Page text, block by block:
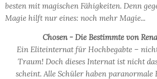
besten mit magischen Fähigkeiten. Denn
Magie hilft nur eines: noch mehr Magie...
Chosen - Die Bestimmte von
Ein Eliteinternat für Hochbegabte –
Traum! Doch dieses Internat ist nicht
scheint. Alle Schüler haben paranormale